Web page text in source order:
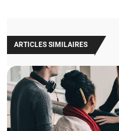
ARTICLES SIMILAIRES